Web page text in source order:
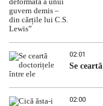
02:01
Se
02:00